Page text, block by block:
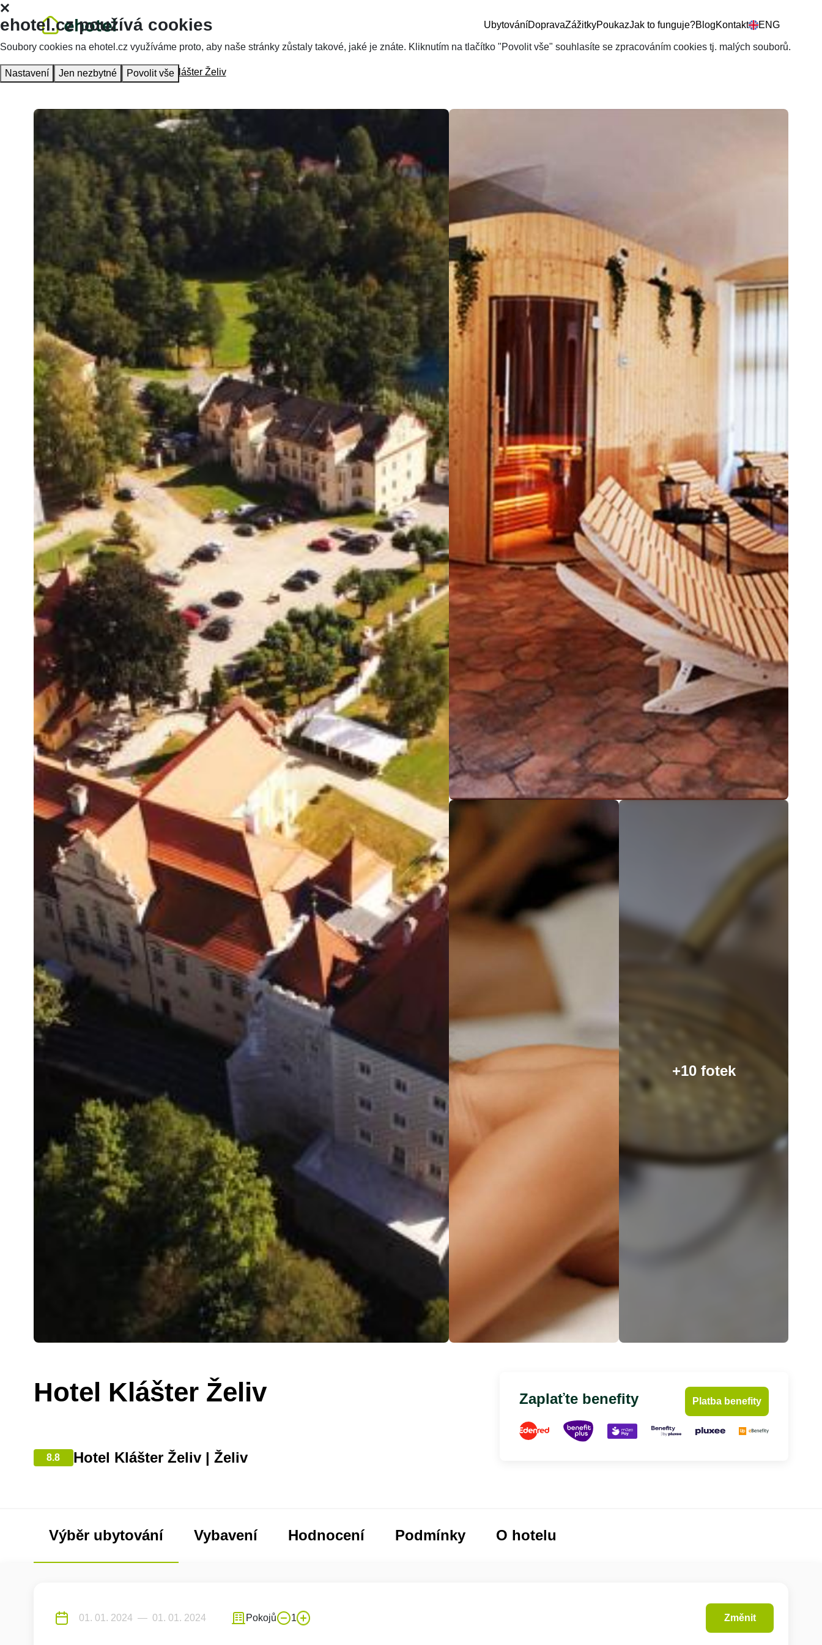
UbytováníDopravaZážitkyPoukazJak to funguje?BlogKontakt ENG
Hlavní stránka Ubytování Hotel Klášter Želiv
+10 fotek
Hotel Klášter Želiv
8.8 Hotel Klášter Želiv | Želiv
Zaplaťte benefity Platba benefity
Výběr ubytování Vybavení Hodnocení Podmínky O hotelu
Pokojů 1 Změnit
ehotel.cz používá cookies
Soubory cookies na ehotel.cz využíváme proto, aby naše stránky zůstaly takové, jaké je znáte. Kliknutím na tlačítko "Povolit vše" souhlasíte se zpracováním cookies tj. malých souborů.
Nastavení Jen nezbytné Povolit vše